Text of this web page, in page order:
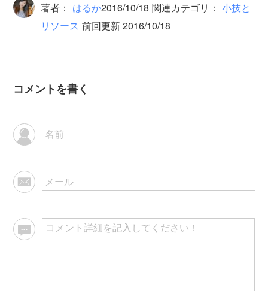
著者： はるか2016/10/18 関連カテゴリ： 小技と
リソース 前回更新 2016/10/18
コメントを書く